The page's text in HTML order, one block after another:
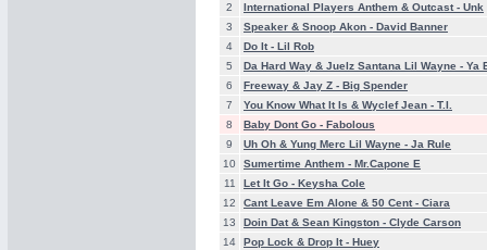
2
International Players Anthem & Outcast - Unk
3
Speaker & Snoop Akon - David Banner
4
Do It - Lil Rob
5
Da Hard Way & Juelz Santana Lil Wayne - Ya
6
Freeway & Jay Z - Big Spender
7
You Know What It Is & Wyclef Jean - T.I.
8
Baby Dont Go - Fabolous
9
Uh Oh & Yung Merc Lil Wayne - Ja Rule
10
Sumertime Anthem - Mr.Capone E
11
Let It Go - Keysha Cole
12
Cant Leave Em Alone & 50 Cent - Ciara
13
Doin Dat & Sean Kingston - Clyde Carson
14
Pop Lock & Drop It - Huey